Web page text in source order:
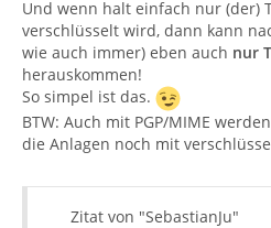
Und wenn halt einfach nur (der)
verschlüsselt wird, dann kann
wie auch immer) eben auch nur
herauskommen!
So simpel ist das.
BTW: Auch mit PGP/MIME
die Anlagen noch mit
Zitat von "SebastianJu"